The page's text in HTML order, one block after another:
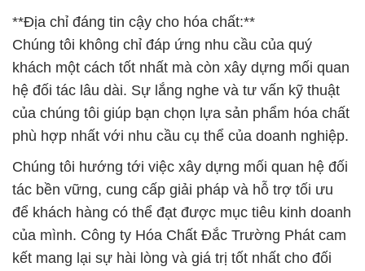
**Địa chỉ đáng tin cậy cho hóa chất:**
Chúng tôi không chỉ đáp ứng nhu cầu của quý
khách một cách tốt nhất mà còn xây dựng mối quan
hệ đối tác lâu dài. Sự lắng nghe và tư vấn kỹ thuật
của chúng tôi giúp bạn chọn lựa sản phẩm hóa chất
phù hợp nhất với nhu cầu cụ thể của doanh nghiệp.
Chúng tôi hướng tới việc xây dựng mối quan hệ đối
tác bền vững, cung cấp giải pháp và hỗ trợ tối ưu
để khách hàng có thể đạt được mục tiêu kinh doanh
của mình. Công ty Hóa Chất Đắc Trường Phát cam
kết mang lại sự hài lòng và giá trị tốt nhất cho đối